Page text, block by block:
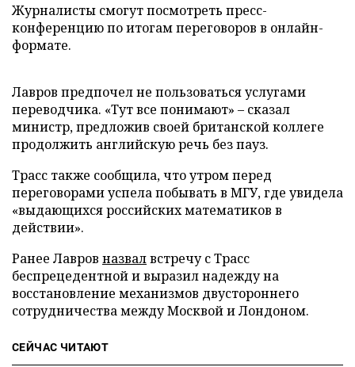
Журналисты смогут посмотреть пресс-
конференцию по итогам переговоров в онлайн-
формате.
Лавров предпочел не пользоваться услугами
переводчика. «Тут все понимают» – сказал
министр, предложив своей британской коллеге
продолжить английскую речь без пауз.
Трасс также сообщила, что утром перед
переговорами успела побывать в МГУ, где увидела
«выдающихся российских математиков в
действии».
Ранее Лавров назвалвстречу с Трасс
беспрецедентной и выразил надежду на
восстановление механизмов двустороннего
сотрудничества между Москвой и Лондоном.
СЕЙЧАС ЧИТАЮТ